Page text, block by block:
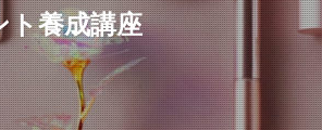
ト養成講座